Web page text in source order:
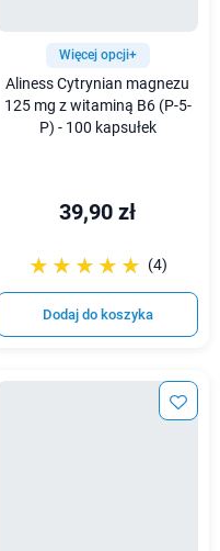
Więcej opcji+
Aliness Cytrynian magnezu
125 mg z witaminą B6 (P-5-
P) - 100 kapsułek
39,90 zł
☆☆☆☆☆
★★★★★ (4)
Dodaj do koszyka